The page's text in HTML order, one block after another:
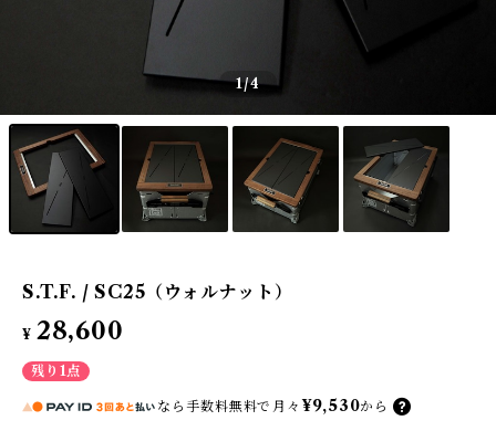
1/4
S.T.F. / SC25（ウォルナット）
¥ 28,600
残り1点
なら 手数料無料で 月々 ¥9,530から